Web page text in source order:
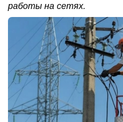
работы на сетях.